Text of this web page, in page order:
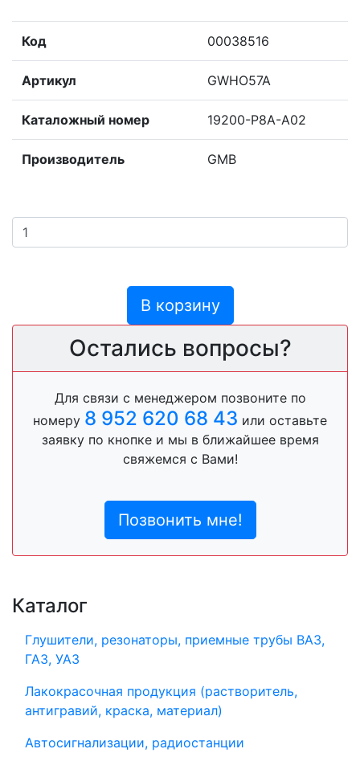
Код 00038516
Артикул GWHO57A
Каталожный номер 19200-P8A-A02
Производитель GMB
В корзину
Остались вопросы?
Для связи с менеджером позвоните по
номеру 8 952 620 68 43 или оставьте
заявку по кнопке и мы в ближайшее время
свяжемся с Вами!
Позвонить мне!
Каталог
Глушители, резонаторы, приемные трубы ВАЗ,
ГАЗ, УАЗ
Лакокрасочная продукция (растворитель,
антигравий, краска, материал)
Автосигнализации, радиостанции